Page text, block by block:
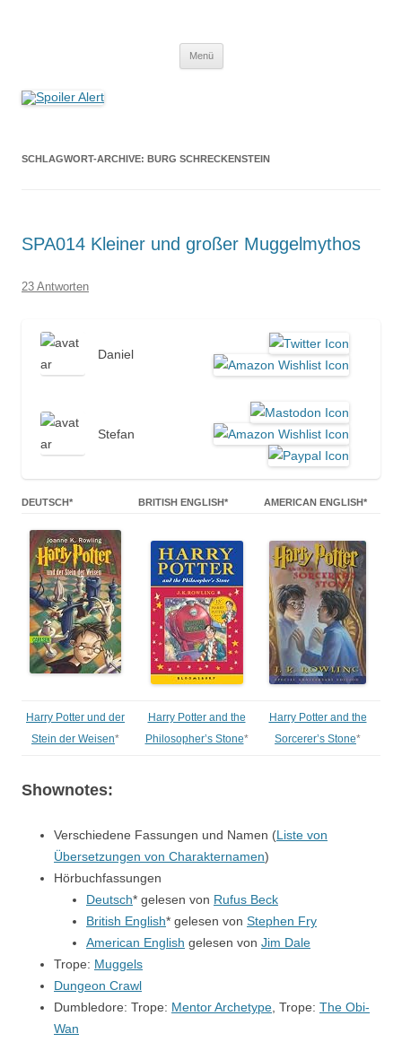
Menü
SCHLAGWORT-ARCHIVE: BURG SCHRECKENSTEIN
SPA014 Kleiner und großer Muggelmythos
23 Antworten
Daniel
Stefan
DEUTSCH* BRITISH ENGLISH* AMERICAN ENGLISH*
Harry Potter und der
Stein der Weisen*
Harry Potter and the
Philosopher’s Stone*
Harry Potter and the
Sorcerer’s Stone*
Shownotes:
Verschiedene Fassungen und Namen (Liste von
Übersetzungen von Charakternamen)
Hörbuchfassungen
Deutsch* gelesen von Rufus Beck
British English* gelesen von Stephen Fry
American English gelesen von Jim Dale
Trope: Muggels
Dungeon Crawl
Dumbledore: Trope: Mentor Archetype , Trope: The Obi-
Wan